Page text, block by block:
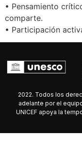
• Pensamiento
comparte.
• Participación
2022. Todos los
adelante por el
UNICEF apoya la